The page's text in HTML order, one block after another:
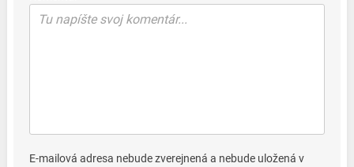
E-mailová adresa nebude zverejnená a nebude uložená v